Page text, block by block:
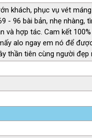
khách, phục vụ vét
- 96 bài bản, nhẹ nhàng,
và hợp tác. Cam kết
alo ngay em nó để
thần tiên cùng người đẹp